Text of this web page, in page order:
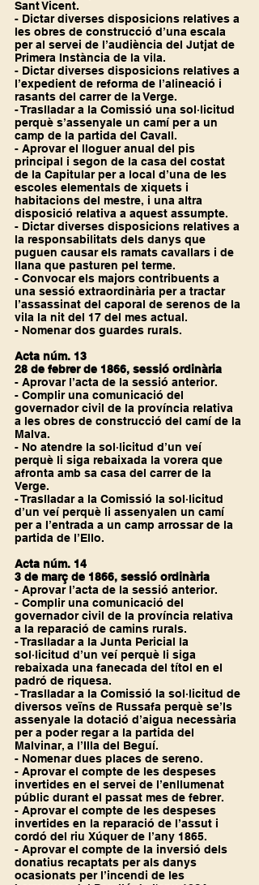
Sant Vicent.
- Dictar diverses disposicions relatives a
les obres de construcció d’una escala
per al servei de l’audiència del Jutjat de
Primera Instància de la vila.
- Dictar diverses disposicions relatives a
l’expedient de reforma de l’alineació i
rasants del carrer de la Verge.
- Traslladar a la Comissió una sol·licitud
perquè s’assenyale un camí per a un
camp de la partida del Cavall.
- Aprovar el lloguer anual del pis
principal i segon de la casa del costat
de la Capitular per a local d’una de les
escoles elementals de xiquets i
habitacions del mestre, i una altra
disposició relativa a aquest assumpte.
- Dictar diverses disposicions relatives a
la responsabilitats dels danys que
puguen causar els ramats cavallars i de
llana que pasturen pel terme.
- Convocar els majors contribuents a
una sessió extraordinària per a tractar
l’assassinat del caporal de serenos de la
vila la nit del 17 del mes actual.
- Nomenar dos guardes rurals.
Acta núm. 13
28 de febrer de 1866, sessió ordinària
- Aprovar l’acta de la sessió anterior.
- Complir una comunicació del
governador civil de la província relativa
a les obres de construcció del camí de la
Malva.
- No atendre la sol·licitud d’un veí
perquè li siga rebaixada la vorera que
afronta amb sa casa del carrer de la
Verge.
- Traslladar a la Comissió la sol·licitud
d’un veí perquè li assenyalen un camí
per a l’entrada a un camp arrossar de la
partida de l’Ello.
Acta núm. 14
3 de març de 1866, sessió ordinària
- Aprovar l’acta de la sessió anterior.
- Complir una comunicació del
governador civil de la província relativa
a la reparació de camins rurals.
- Traslladar a la Junta Pericial la
sol·licitud d’un veí perquè li siga
rebaixada una fanecada del títol en el
padró de riquesa.
- Traslladar a la Comissió la sol·licitud de
diversos veïns de Russafa perquè se’ls
assenyale la dotació d’aigua necessària
per a poder regar a la partida del
Malvinar, a l’Illa del Beguí.
- Nomenar dues places de sereno.
- Aprovar el compte de les despeses
invertides en el servei de l’enllumenat
públic durant el passat mes de febrer.
- Aprovar el compte de les despeses
invertides en la reparació de l’assut i
cordó del riu Xúquer de l’any 1865.
- Aprovar el compte de la inversió dels
donatius recaptats per als danys
ocasionats per l’incendi de les